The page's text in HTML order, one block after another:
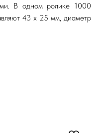
В одном ролике 1000
43 х 25 мм, диаметр